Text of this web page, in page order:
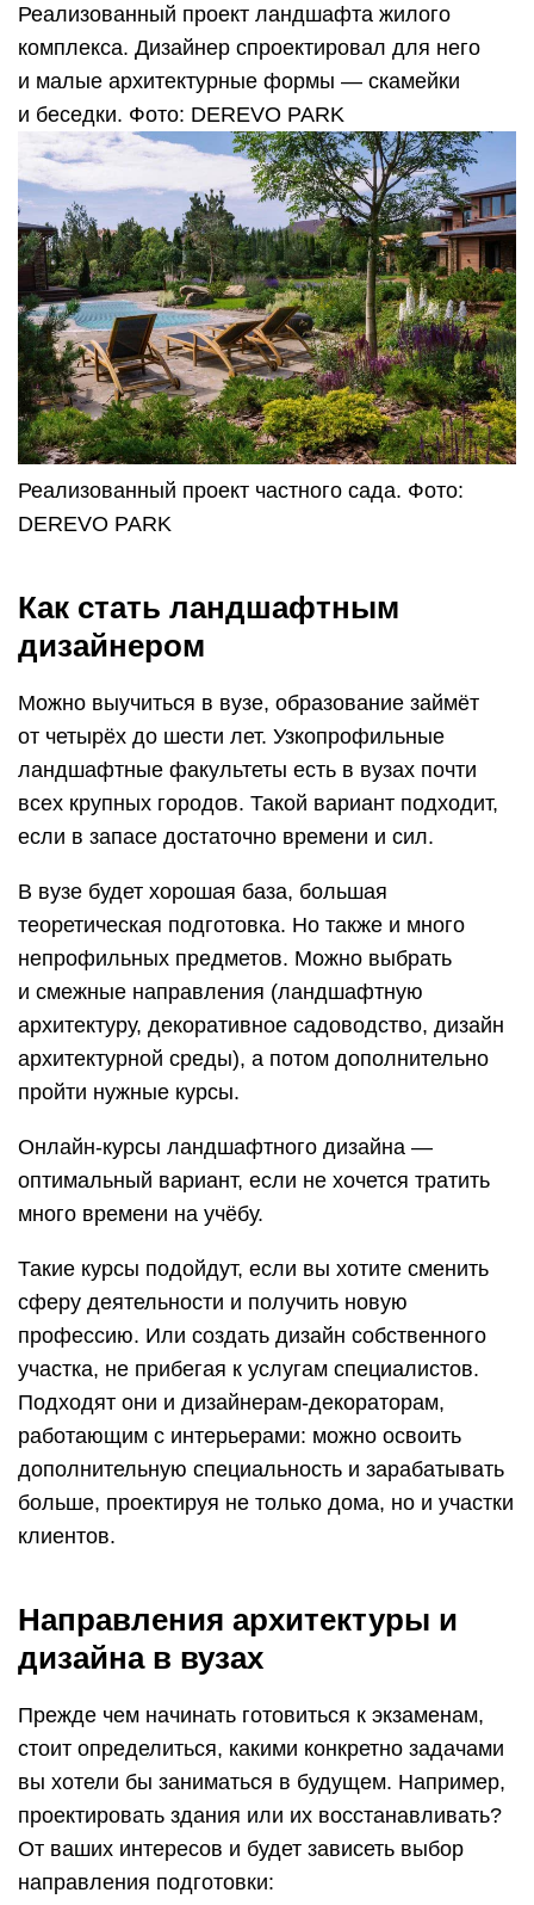
Реализованный проект ландшафта жилого
комплекса. Дизайнер спроектировал для него
и малые архитектурные формы — скамейки
и беседки. Фото: DEREVO PARK
Реализованный проект частного сада. Фото:
DEREVO PARK
Как стать ландшафтным
дизайнером
Можно выучиться в вузе, образование займёт
от четырёх до шести лет. Узкопрофильные
ландшафтные факультеты есть в вузах почти
всех крупных городов. Такой вариант подходит,
если в запасе достаточно времени и сил.
В вузе будет хорошая база, большая
теоретическая подготовка. Но также и много
непрофильных предметов. Можно выбрать
и смежные направления (ландшафтную
архитектуру, декоративное садоводство, дизайн
архитектурной среды), а потом дополнительно
пройти нужные курсы.
Онлайн-курсы ландшафтного дизайна —
оптимальный вариант, если не хочется тратить
много времени на учёбу.
Такие курсы подойдут, если вы хотите сменить
сферу деятельности и получить новую
профессию. Или создать дизайн собственного
участка, не прибегая к услугам специалистов.
Подходят они и дизайнерам-декораторам,
работающим с интерьерами: можно освоить
дополнительную специальность и зарабатывать
больше, проектируя не только дома, но и участки
клиентов.
Направления архитектуры и
дизайна в вузах
Прежде чем начинать готовиться к экзаменам,
стоит определиться, какими конкретно задачами
вы хотели бы заниматься в будущем. Например,
проектировать здания или их восстанавливать?
От ваших интересов и будет зависеть выбор
направления подготовки: